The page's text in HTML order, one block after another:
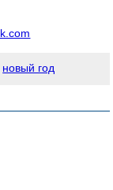
новый год